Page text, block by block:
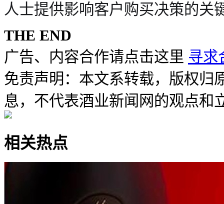
人士提供影响客户购买决策的关
THE END
广告、内容合作请点击这里 寻求
免责声明：本文系转载，版权归
息，不代表酒业新闻网的观点和
相关热点